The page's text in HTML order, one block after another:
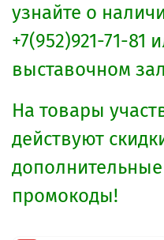
узнайте о
+7(952)921-71-
выставочном
На товары
действуют
промокоды!